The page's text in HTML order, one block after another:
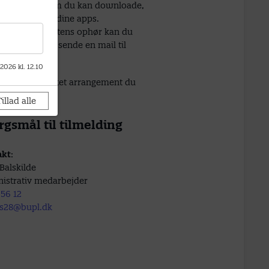
som du kan downloade,
du henter dine apps.
tilmeldingsfristens ophør kan du
afbud ved at sende en mail til
at skrive, hvilket arrangement du
afbud til.
til tilmelding
medarbejder
12
kl. 12.10
alle